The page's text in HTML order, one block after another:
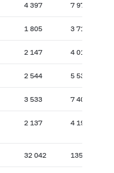
4 397 7 973
1 805 3 711
2 147 4 016
2 544 5 531
3 533 7 408
2 137 4 194
32 042 135 351